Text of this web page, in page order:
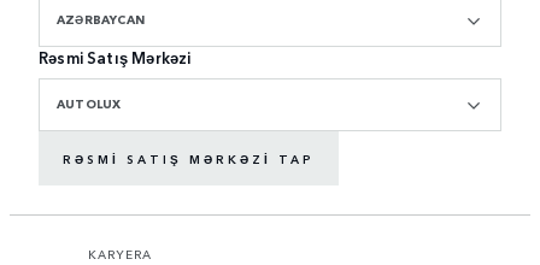
AZƏRBAYCAN
Rəsmi Satış Mərkəzi
AUTOLUX
RƏSMI SATIŞ MƏRKƏZI TAP
KARYERA